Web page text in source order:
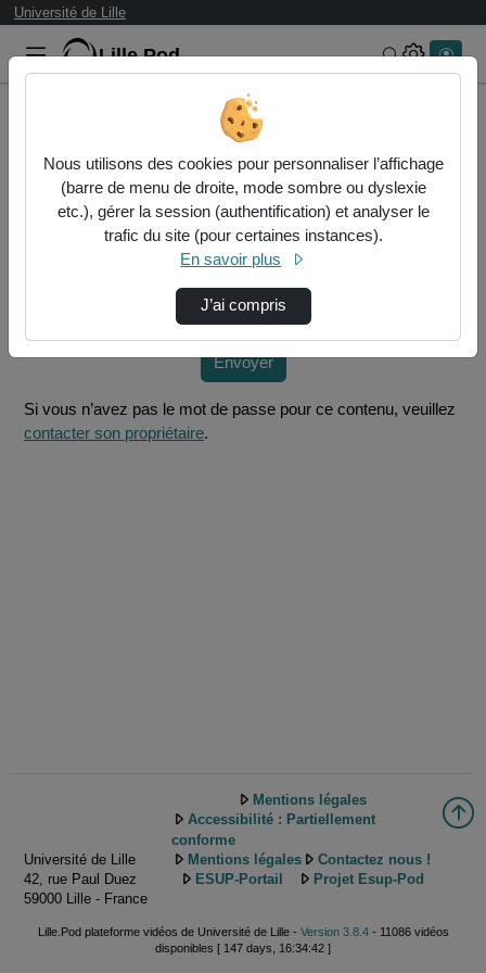
Université de Lille
Lille.Pod Rechercher
Présentation - Note de rentrée BIATSS
Mot de passe requis
Cette vidéo est protégée par un mot de passe, veuillez le
fournir et cliquez sur envoyer.
Envoyer
Si vous n’avez pas le mot de passe pour ce contenu, veuillez
contacter son propriétaire.
Université de Lille
42, rue Paul Duez
59000 Lille - France
Mentions légales
Accessibilité : Partiellement
conforme
Mentions légales
Contactez nous !
ESUP-Portail
Projet Esup-Pod
Lille.Pod plateforme vidéos de Université de Lille - Version 3.8.4- 11086 vidéos
disponibles [ 147 days, 16:34:42 ]
Nous utilisons des cookies pour personnaliser l’affichage
(barre de menu de droite, mode sombre ou dyslexie
etc.), gérer la session (authentification) et analyser le
trafic du site (pour certaines instances).
En savoir plus
J’ai compris